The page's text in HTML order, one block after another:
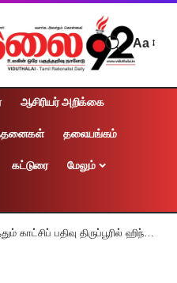
Aa
ஆசிரியர் அறிக்கை
தலையங்கம்
கட்டுரை மேலும்
திருப்பூரில் ஹிந்திக்காரர்கள் 2 பேர் கைது